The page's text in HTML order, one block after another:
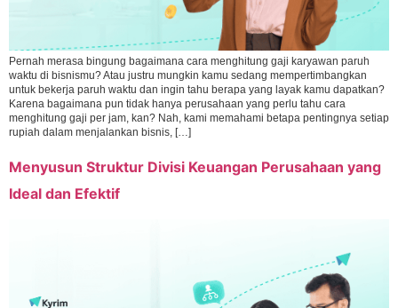
Pernah merasa bingung bagaimana cara menghitung gaji karyawan paruh
waktu di bisnismu? Atau justru mungkin kamu sedang mempertimbangkan
untuk bekerja paruh waktu dan ingin tahu berapa yang layak kamu dapatkan?
Karena bagaimana pun tidak hanya perusahaan yang perlu tahu cara
menghitung gaji per jam, kan? Nah, kami memahami betapa pentingnya setiap
rupiah dalam menjalankan bisnis, […]
Menyusun Struktur Divisi Keuangan Perusahaan yang
Ideal dan Efektif